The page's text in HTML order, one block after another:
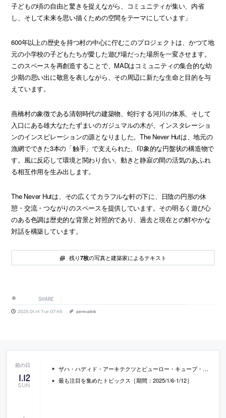
子どもの頃の自由と驚きを捉えながら、コミュニティが集い、内省
し、そして未来を思い描くための空間をテーマにしています」
600年以上の歴史を持つ村の中心に佇むこのプロジェクトは、かつて地
元の小学校の子どもたちが愛した遊び場だった場所を一変させます。
このスペースを再創造することで、MADはコミュニティの集合的な幼
少期の思い出に敬意を表しながら、その周辺に新たな生命と目的を与
えています。
燕橋村の象徴である清朝時代の建築物、蛇行する河川の体系、そして
入口にある雄大なたたずまいのガジュマルの木が、インスタレーショ
ンのインスピレーションの源となりました。The Never Hutは、地元の
漁網でできた3本の「触手」で支えられた、印象的な円盤状の構造物で
す。風に反応して環境と関わり合い、動きと静寂の間の活気のあふれ
る相互作用を生み出します。
The Never Hutは、その広くてカラフルな軒の下に、日陰の円形の休
憩・交流・つながりのスペースを提供しています。その明るく遊び心
のある色調は歴史的な背景と対照的であり、過去と現在との鮮やかな
対話を構築しています。
残り7枚の写真と建築家によるテキスト
SHARE
2025.01.14 Tue 07:46 permalink
1.12
SUN
ザハ・ハディド・アーキテクツとビューロー・キューブ・パートナーズによる、セルビアの「ニコラ・テスラ博物館」。歴史ある工場建築を改修して発明家の博物館にする計画。施設に必要な循環性と機能性の向上を意図し、既存の壁や床を切り欠いて“三次元球形のヴォイド”空間をつくる
最も注目を集めたトピックス［期間：2025/1/6-1/12］